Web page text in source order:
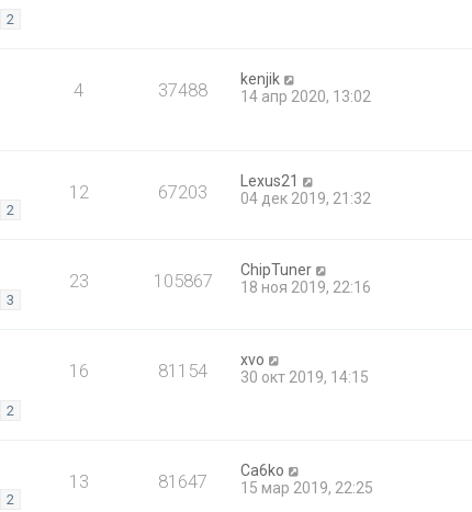
2
4 37488
kenjik
14 апр 2020, 13:02
2
12 67203
Lexus21
04 дек 2019, 21:32
3
23 105867
ChipTuner
18 ноя 2019, 22:16
2
16 81154
xvo
30 окт 2019, 14:15
2
13 81647
Ca6ko
15 мар 2019, 22:25